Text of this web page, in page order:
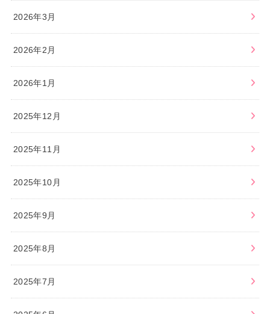
2026年3月
2026年2月
2026年1月
2025年12月
2025年11月
2025年10月
2025年9月
2025年8月
2025年7月